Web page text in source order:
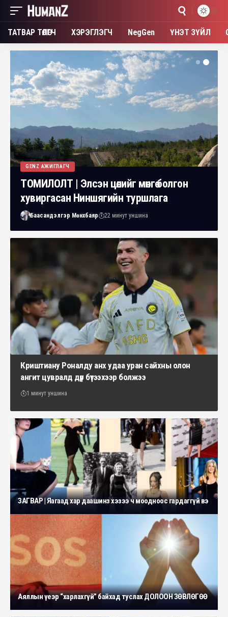
ТАТВАР ТӨЛӨГЧ ХЭРЭГЛЭГЧ NegGen ҮНЭТ ЗҮЙЛ
GENZ АЖИГЛАГЧ
ТОМИЛОЛТ | Элсэн цөлийг мөнгө болгон
хувиргасан Ниншягийн туршлага
Баасандэлгэр Мөнхбаяр 22 минут уншина
Криштиану Роналду анх удаа уран сайхны олон
ангит цувралд дүр бүтээхээр болжээ
1 минут уншина
ЗАГВАР | Яагаад хар даашинз хэзээ ч моодноос гардаггүй вэ
Аяллын үеэр “харлахгүй” байхад туслах ДОЛООН ЗӨВЛӨГӨӨ